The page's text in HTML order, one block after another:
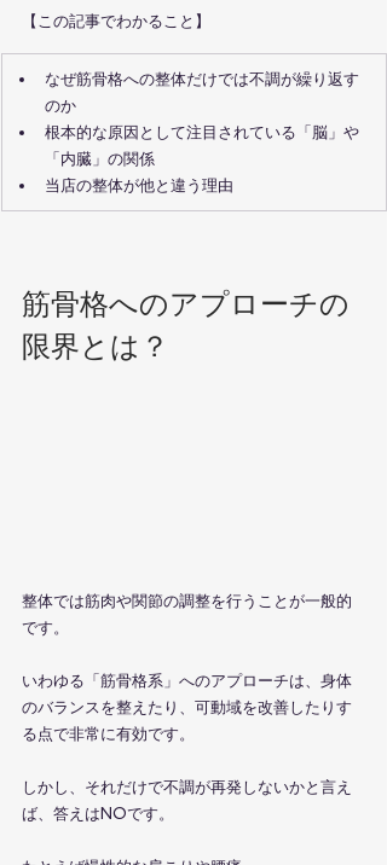
【この記事でわかること】
なぜ筋骨格への整体だけでは不調が繰り返す
のか
根本的な原因として注目されている「脳」や
「内臓」の関係
当店の整体が他と違う理由
筋骨格へのアプローチの
限界とは？
整体では筋肉や関節の調整を行うことが一般的
です。
いわゆる「筋骨格系」へのアプローチは、身体
のバランスを整えたり、可動域を改善したりす
る点で非常に有効です。
しかし、それだけで不調が再発しないかと言え
ば、答えはNOです。